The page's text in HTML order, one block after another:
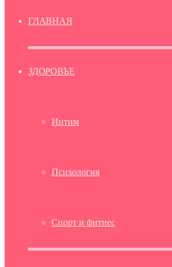
ГЛАВНАЯ
ЗДОРОВЬЕ
Интим
Психология
Спорт и фитнес